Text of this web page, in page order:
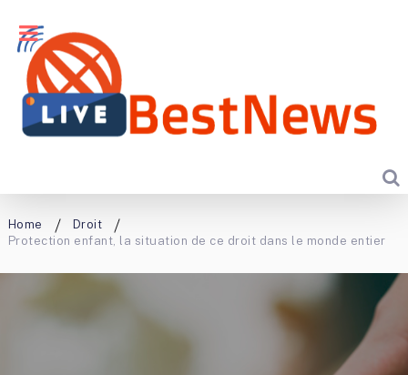
Home
Droit
Protection enfant, la situation de ce droit dans le monde entier